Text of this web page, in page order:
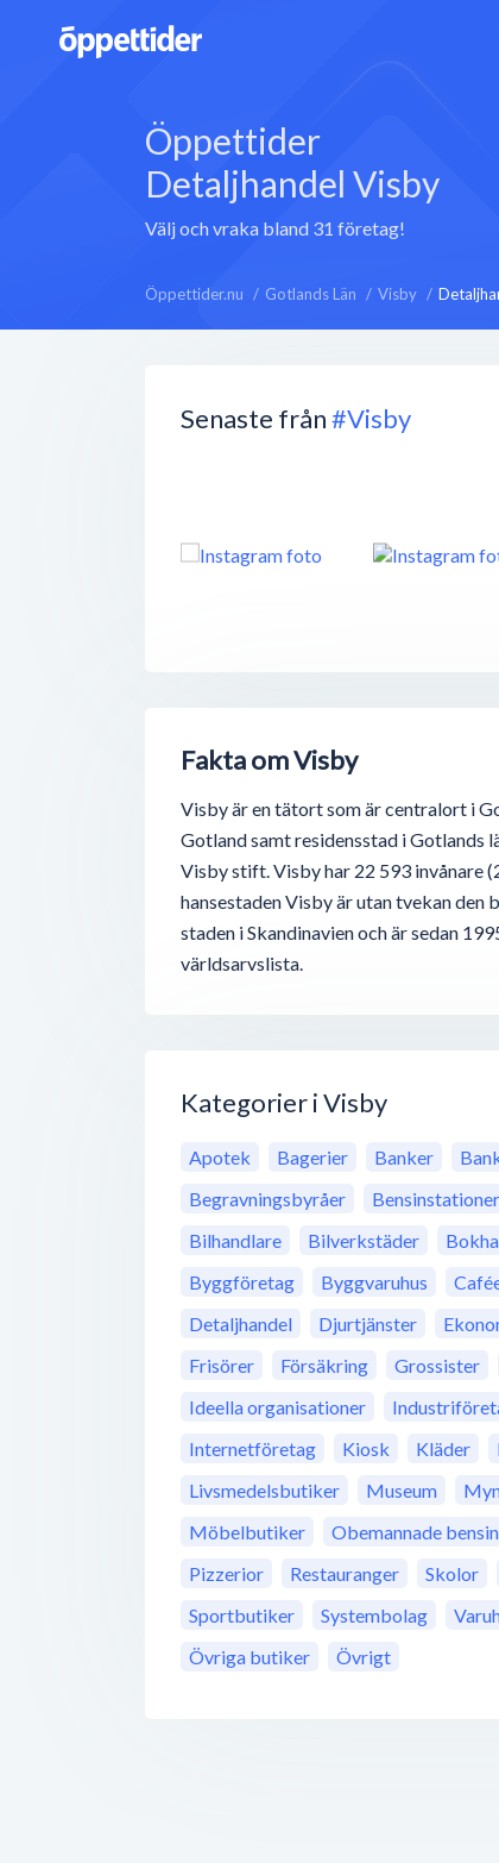
Öppettider
Detaljhandel Visby
Välj och vraka bland 31 företag!
Öppettider.nu Gotlands Län Visby
Senaste från#Visby
Fakta om Visby
Visby är en tätort som är centralort i
Gotland samt residensstad i Gotlands
Visby stift. Visby har 22 593 invånare
hansestaden Visby är utan tvekan den
staden i Skandinavien och är sedan
världsarvslista.
Kategorier i Visby
Apotek Bagerier Banker
Begravningsbyråer
Bensinstationer
Bilhandlare
Bilverkstäder
Byggföretag
Byggvaruhus
Detaljhandel
Djurtjänster
Frisörer
Försäkring Grossister
Ideella organisationer
Internetföretag
Kiosk Kläder
Livsmedelsbutiker
Museum
Möbelbutiker
Obemannade
Pizzerior
Restauranger Skolor
Sportbutiker
Systembolag
Övriga butiker
Övrigt